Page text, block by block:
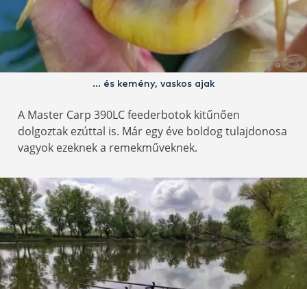
… és kemény, vaskos ajak
A Master Carp 390LC feederbotok kitűnően
dolgoztak ezúttal is. Már egy éve boldog tulajdonosa
vagyok ezeknek a remekműveknek.